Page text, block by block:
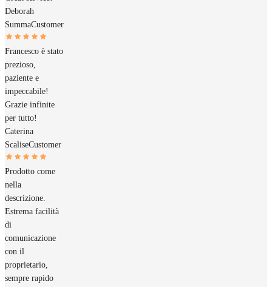
Deborah
SummaCustomer
Francesco è stato
prezioso,
paziente e
impeccabile!
Grazie infinite
per tutto!
Caterina
ScaliseCustomer
Prodotto come
nella
descrizione.
Estrema facilità
di
comunicazione
con il
proprietario,
sempre rapido